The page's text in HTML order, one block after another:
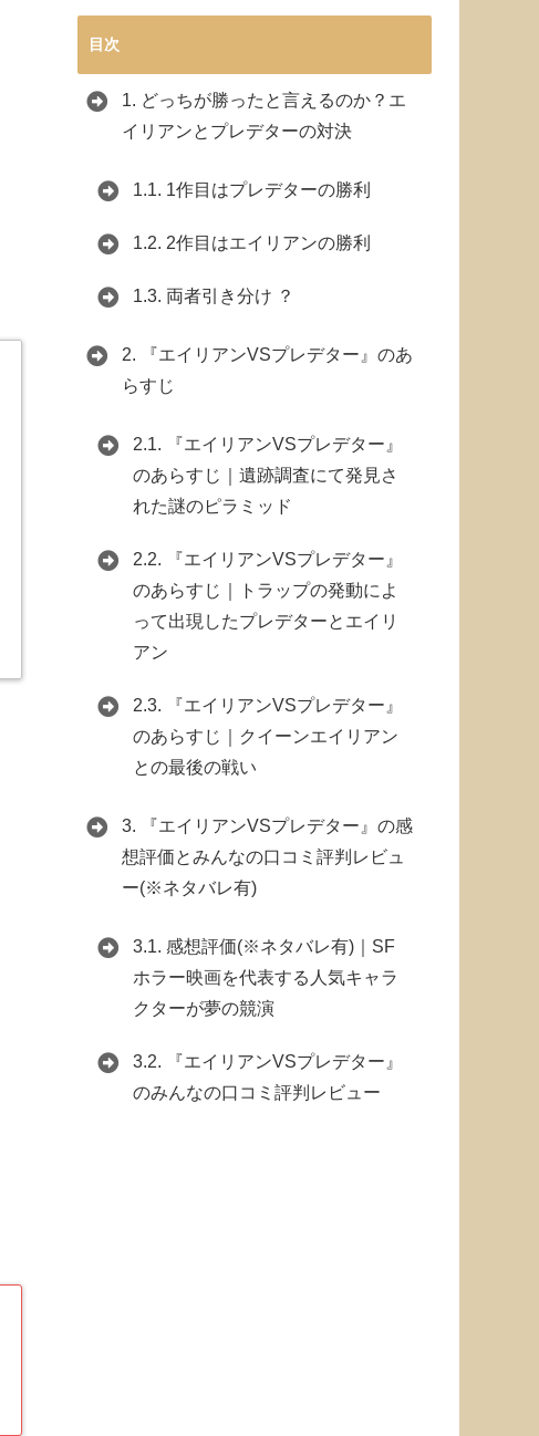
目次
1. どっちが勝ったと言えるのか？エ
イリアンとプレデターの対決
1.1. 1作目はプレデターの勝利
1.2. 2作目はエイリアンの勝利
1.3. 両者引き分け ？
2. 『エイリアンVSプレデター』のあ
らすじ
2.1. 『エイリアンVSプレデター』
のあらすじ｜遺跡調査にて発見さ
れた謎のピラミッド
2.2. 『エイリアンVSプレデター』
のあらすじ｜トラップの発動によ
って出現したプレデターとエイリ
アン
2.3. 『エイリアンVSプレデター』
のあらすじ｜クイーンエイリアン
との最後の戦い
3. 『エイリアンVSプレデター』の感
想評価とみんなの口コミ評判レビュ
ー(※ネタバレ有)
3.1. 感想評価(※ネタバレ有)｜SF
ホラー映画を代表する人気キャラ
クターが夢の競演
3.2. 『エイリアンVSプレデター』
のみんなの口コミ評判レビュー